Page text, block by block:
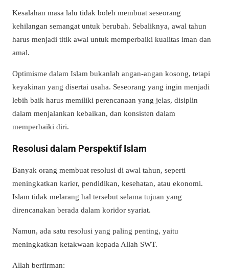
Kesalahan masa lalu tidak boleh membuat seseorang
kehilangan semangat untuk berubah. Sebaliknya, awal tahun
harus menjadi titik awal untuk memperbaiki kualitas iman dan
amal.
Optimisme dalam Islam bukanlah angan-angan kosong, tetapi
keyakinan yang disertai usaha. Seseorang yang ingin menjadi
lebih baik harus memiliki perencanaan yang jelas, disiplin
dalam menjalankan kebaikan, dan konsisten dalam
memperbaiki diri.
Resolusi dalam Perspektif Islam
Banyak orang membuat resolusi di awal tahun, seperti
meningkatkan karier, pendidikan, kesehatan, atau ekonomi.
Islam tidak melarang hal tersebut selama tujuan yang
direncanakan berada dalam koridor syariat.
Namun, ada satu resolusi yang paling penting, yaitu
meningkatkan ketakwaan kepada Allah SWT.
Allah berfirman: